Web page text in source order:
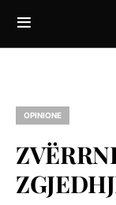
OPINIONE